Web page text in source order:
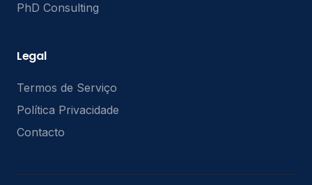
PhD Consulting
Legal
Termos de Serviço
Política Privacidade
Contacto